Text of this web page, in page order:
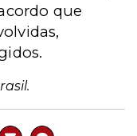
que